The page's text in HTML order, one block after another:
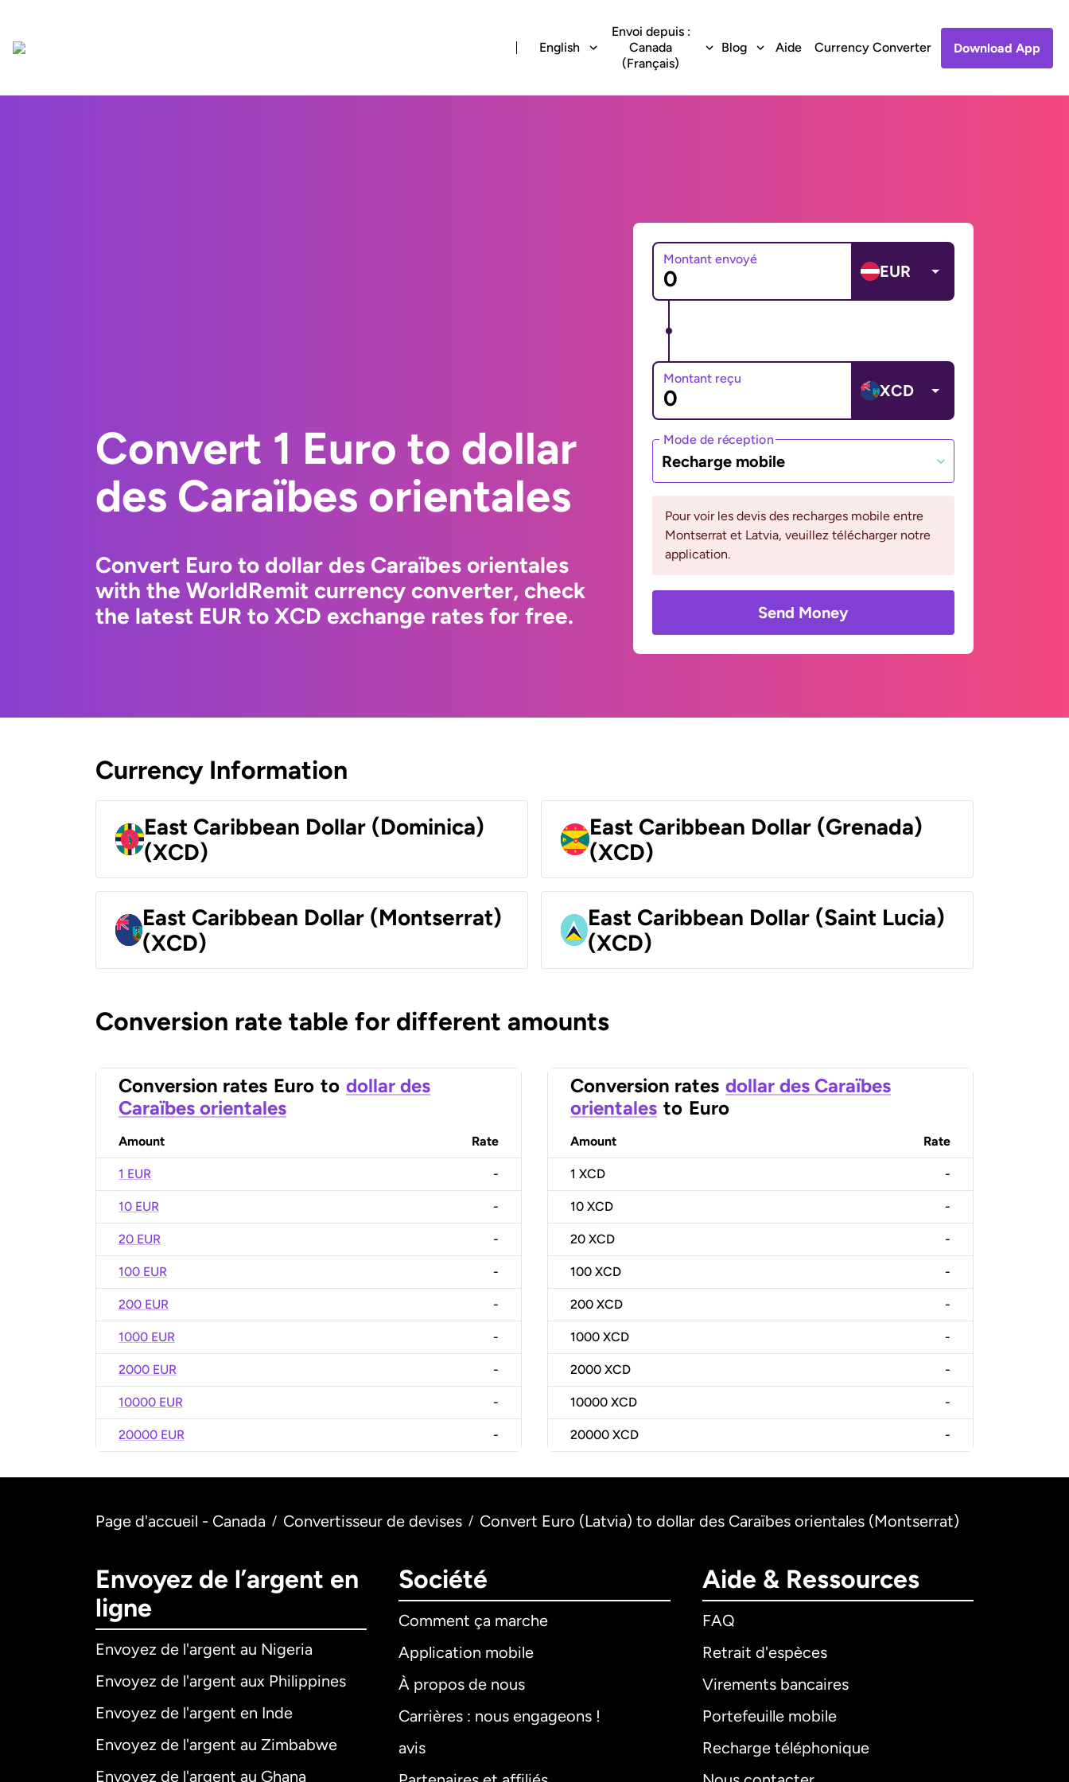
English
Envoi depuis :
Canada
(Français)
Blog Aide Currency Converter Download App
Convert 1 Euro to dollar
des Caraïbes orientales
Convert Euro to dollar des Caraïbes orientales
with the WorldRemit currency converter, check
the latest EUR to XCD exchange rates for free.
Montant envoyé
EUR
Montant reçu
XCD
Mode de réception
Recharge mobile
Pour voir les devis des recharges mobile entre
Montserrat et Latvia, veuillez télécharger notre
application.
Send Money
Currency Information
East Caribbean Dollar (Dominica)
(XCD)
East Caribbean Dollar (Grenada)
(XCD)
East Caribbean Dollar (Montserrat)
(XCD)
East Caribbean Dollar (Saint Lucia)
(XCD)
Conversion rate table for different amounts
Conversion rates Euro to dollar des
Caraïbes orientales
Amount Rate
1 EUR -
10 EUR -
20 EUR -
100 EUR -
200 EUR -
1000 EUR -
2000 EUR -
10000 EUR -
20000 EUR -
Conversion rates dollar des Caraïbes
orientales to Euro
Amount Rate
1 XCD -
10 XCD -
20 XCD -
100 XCD -
200 XCD -
1000 XCD -
2000 XCD -
10000 XCD -
20000 XCD -
Page d'accueil - Canada / Convertisseur de devises / Convert Euro (Latvia) to dollar des Caraïbes orientales (Montserrat)
Envoyez de l’argent en
ligne
Envoyez de l'argent au Nigeria
Envoyez de l'argent aux Philippines
Envoyez de l'argent en Inde
Envoyez de l'argent au Zimbabwe
Envoyez de l'argent au Ghana
Société
Comment ça marche
Application mobile
À propos de nous
Carrières : nous engageons !
avis
Aide & Ressources
FAQ
Retrait d'espèces
Virements bancaires
Portefeuille mobile
Recharge téléphonique